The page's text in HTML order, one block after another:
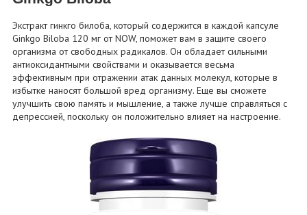
Экстракт гинкго билоба, который содержится в каждой капсуле
Ginkgo Biloba 120 мг от NOW, поможет вам в защите своего
организма от свободных радикалов. Он обладает сильными
антиоксидантными свойствами и оказывается весьма
эффективным при отражении атак данных молекул, которые в
избытке наносят большой вред организму. Еще вы сможете
улучшить свою память и мышление, а также лучше справляться с
депрессией, поскольку он положительно влияет на настроение.